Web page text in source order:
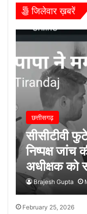
जिलेवार ख़बरें
छत्तीसगढ़
सीसीटीवी
निष्पक्ष जांच
अधीक्षक को
Brajesh Gupta
February 25, 2026